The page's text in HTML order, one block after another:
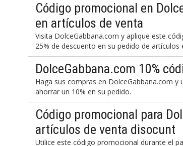
Código promocional en
en artículos de venta
Visita DolceGabbana.com y aplique este
25% de descuento en su pedido de artículos
DolceGabbana.com 10%
Haga sus compras en DolceGabbana.com
ahorrar un 10% en su pedido.
Código promocional para
artículos de venta disocunt
Utilice este código promocional durante el